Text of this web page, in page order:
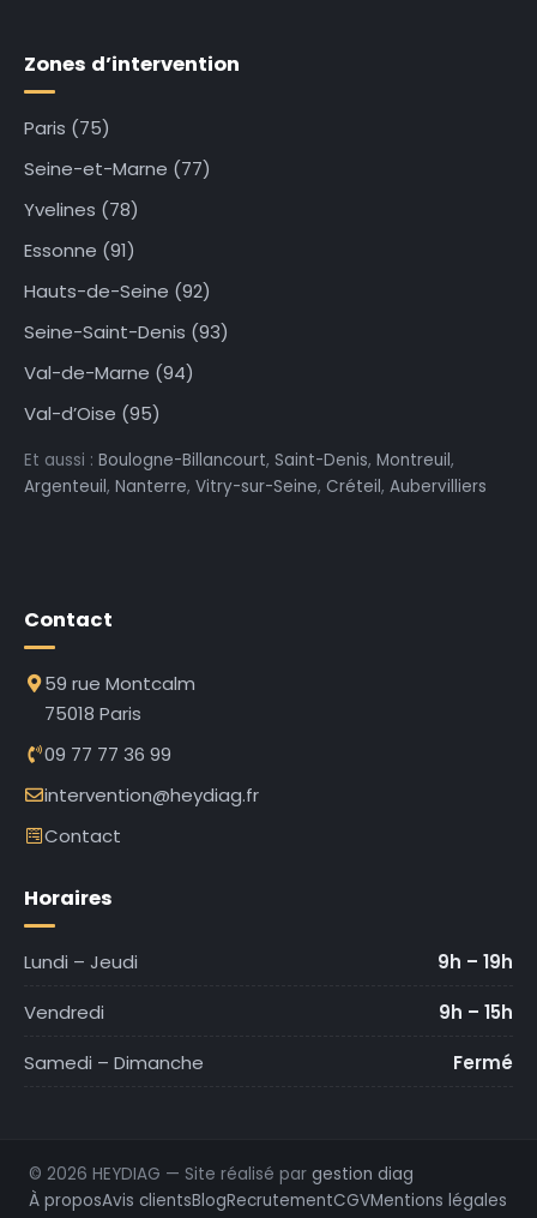
Zones d’intervention
Paris (75)
Seine-et-Marne (77)
Yvelines (78)
Essonne (91)
Hauts-de-Seine (92)
Seine-Saint-Denis (93)
Val-de-Marne (94)
Val-d’Oise (95)
Et aussi : Boulogne-Billancourt, Saint-Denis, Montreuil,
Argenteuil, Nanterre, Vitry-sur-Seine, Créteil, Aubervilliers
Contact
59 rue Montcalm
75018 Paris
09 77 77 36 99
intervention@heydiag.fr
Contact
Horaires
Lundi – Jeudi
9h – 19h
Vendredi
9h – 15h
Samedi – Dimanche
Fermé
© 2026 HEYDIAG — Site réalisé par gestion diag
À proposAvis clientsBlogRecrutementCGVMentions légales